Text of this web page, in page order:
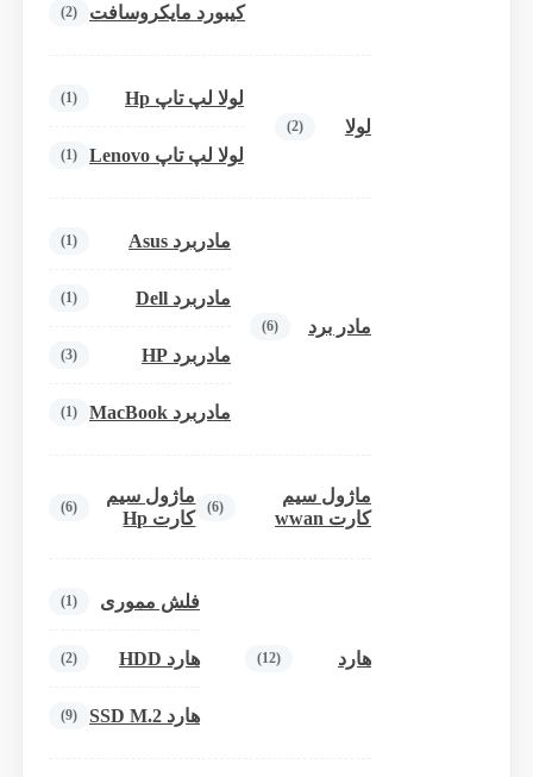
کیبورد مایکروسافت (2)
لولا (2)
لولا لپ تاپ Hp (1)
لولا لپ تاپ Lenovo (1)
مادر برد (6)
مادربرد Asus (1)
مادربرد Dell (1)
مادربرد HP (3)
مادربرد MacBook (1)
ماژول سیم
کارت wwan
(6)
ماژول سیم
کارت Hp
(6)
هارد (12)
فلش مموری (1)
هارد HDD (2)
هارد SSD M.2 (9)